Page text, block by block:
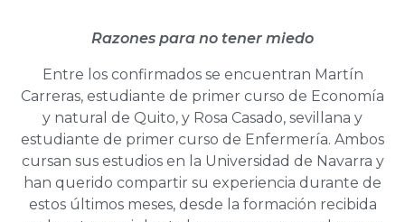
Razones para no tener miedo
Entre los confirmados se encuentran Martín
Carreras, estudiante de primer curso de Economía
y natural de Quito, y Rosa Casado, sevillana y
estudiante de primer curso de Enfermería. Ambos
cursan sus estudios en la Universidad de Navarra y
han querido compartir su experiencia durante de
estos últimos meses, desde la formación recibida